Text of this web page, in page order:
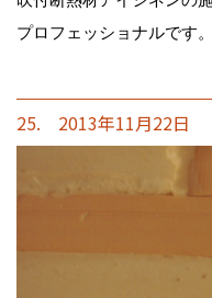
プロフェッショナルです。
25. 2013年11月22日